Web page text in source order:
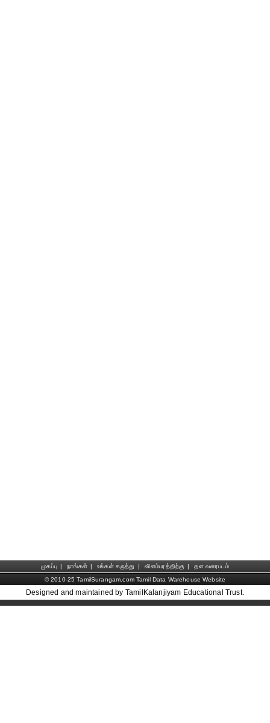
முகப்பு | நாங்கள் | உங்கள் கருத்து | விளம்பரத்திற்கு |
தள வரைபடம்
© 2010-25 TamilSurangam.com Tamil Data Warehouse Website
Designed and maintained by TamilKalanjiyam Educational Trust.